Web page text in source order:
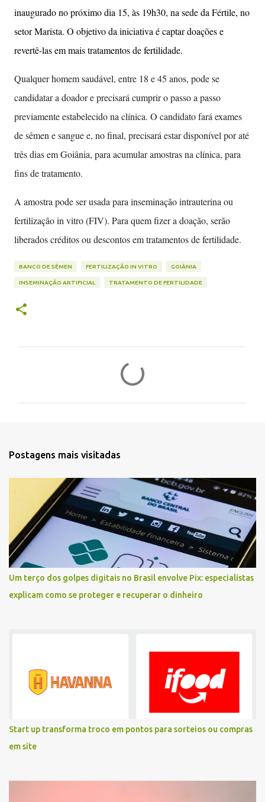
inaugurado no próximo dia 15, às 19h30, na sede da Fértile, no
setor Marista. O objetivo da iniciativa é captar doações e
revertê-las em mais tratamentos de fertilidade.
Qualquer homem saudável, entre 18 e 45 anos, pode se
candidatar a doador e precisará cumprir o passo a passo
previamente estabelecido na clínica. O candidato fará exames
de sêmen e sangue e, no final, precisará estar disponível por até
três dias em Goiânia, para acumular amostras na clínica, para
fins de tratamento.
A amostra pode ser usada para inseminação intrauterina ou
fertilização in vitro (FIV). Para quem fizer a doação, serão
liberados créditos ou descontos em tratamentos de fertilidade.
BANCO DE SÊMEN FERTILIZAÇÃO IN VITRO GOIÂNIA
INSEMINAÇÃO ARTIFICIAL TRATAMENTO DE FERTILIDADE
m
r
s
Postagens mais visitadas
Um terço dos golpes digitais no Brasil envolve Pix: especialistas
explicam como se proteger e recuperar o dinheiro
Start up transforma troco em pontos para sorteios ou compras
em site